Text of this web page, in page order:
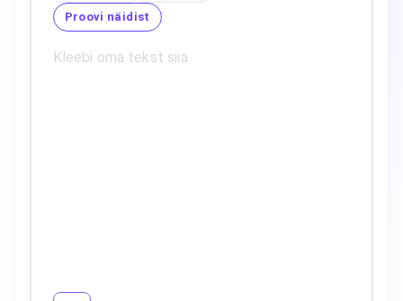
Proovi näidist